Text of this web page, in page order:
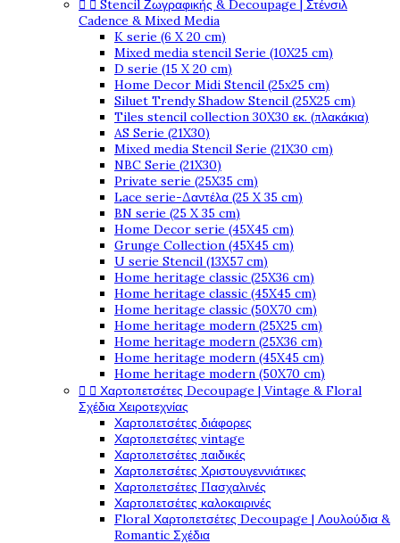
  Stencil Ζωγραφικής & Decoupage | Στένσιλ
Cadence & Mixed Media
K serie (6 X 20 cm)
Mixed media stencil Serie (10X25 cm)
D serie (15 X 20 cm)
Home Decor Midi Stencil (25x25 cm)
Siluet Trendy Shadow Stencil (25X25 cm)
Tiles stencil collection 30X30 εκ. (πλακάκια)
AS Serie (21X30)
Mixed media Stencil Serie (21X30 cm)
NBC Serie (21X30)
Private serie (25X35 cm)
Lace serie-Δαντέλα (25 X 35 cm)
BN serie (25 X 35 cm)
Home Decor serie (45X45 cm)
Grunge Collection (45X45 cm)
U serie Stencil (13X57 cm)
Home heritage classic (25X36 cm)
Home heritage classic (45X45 cm)
Home heritage classic (50X70 cm)
Home heritage modern (25X25 cm)
Home heritage modern (25X36 cm)
Home heritage modern (45X45 cm)
Home heritage modern (50X70 cm)
  Χαρτοπετσέτες Decoupage | Vintage & Floral
Σχέδια Χειροτεχνίας
Χαρτοπετσέτες διάφορες
Χαρτοπετσέτες vintage
Χαρτοπετσέτες παιδικές
Χαρτοπετσέτες Χριστουγεννιάτικες
Χαρτοπετσέτες Πασχαλινές
Χαρτοπετσέτες καλοκαιρινές
Floral Χαρτοπετσέτες Decoupage | Λουλούδια &
Romantic Σχέδια